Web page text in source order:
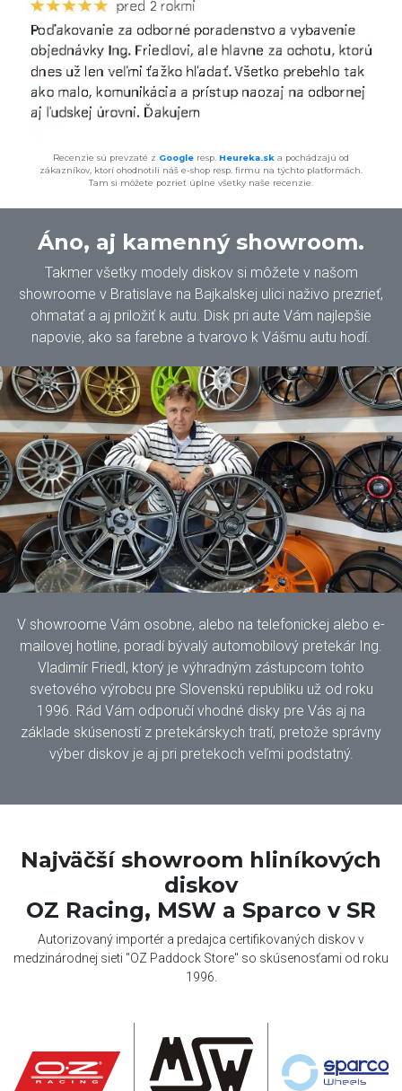
Recenzie sú prevzaté z Google resp. Heureka.sk a pochádzajú od
zákazníkov, ktorí ohodnotili náš e-shop resp. firmu na týchto platformách.
Tam si môžete pozrieť úplne všetky naše recenzie.
Áno, aj kamenný showroom.
Takmer všetky modely diskov si môžete v našom
showroome v Bratislave na Bajkalskej ulici naživo prezrieť,
ohmatať a aj priložiť k autu. Disk pri aute Vám najlepšie
napovie, ako sa farebne a tvarovo k Vášmu autu hodí.
V showroome Vám osobne, alebo na telefonickej alebo e-
mailovej hotline, poradí bývalý automobilový pretekár Ing.
Vladimír Friedl, ktorý je výhradným zástupcom tohto
svetového výrobcu pre Slovenskú republiku už od roku
1996. Rád Vám odporučí vhodné disky pre Vás aj na
základe skúseností z pretekárskych tratí, pretože správny
výber diskov je aj pri pretekoch veľmi podstatný.
Najväčší showroom hliníkových
diskov
OZ Racing, MSW a Sparco v SR
Autorizovaný importér a predajca certifikovaných diskov v
medzinárodnej sieti "OZ Paddock Store" so skúsenosťami od roku
1996.